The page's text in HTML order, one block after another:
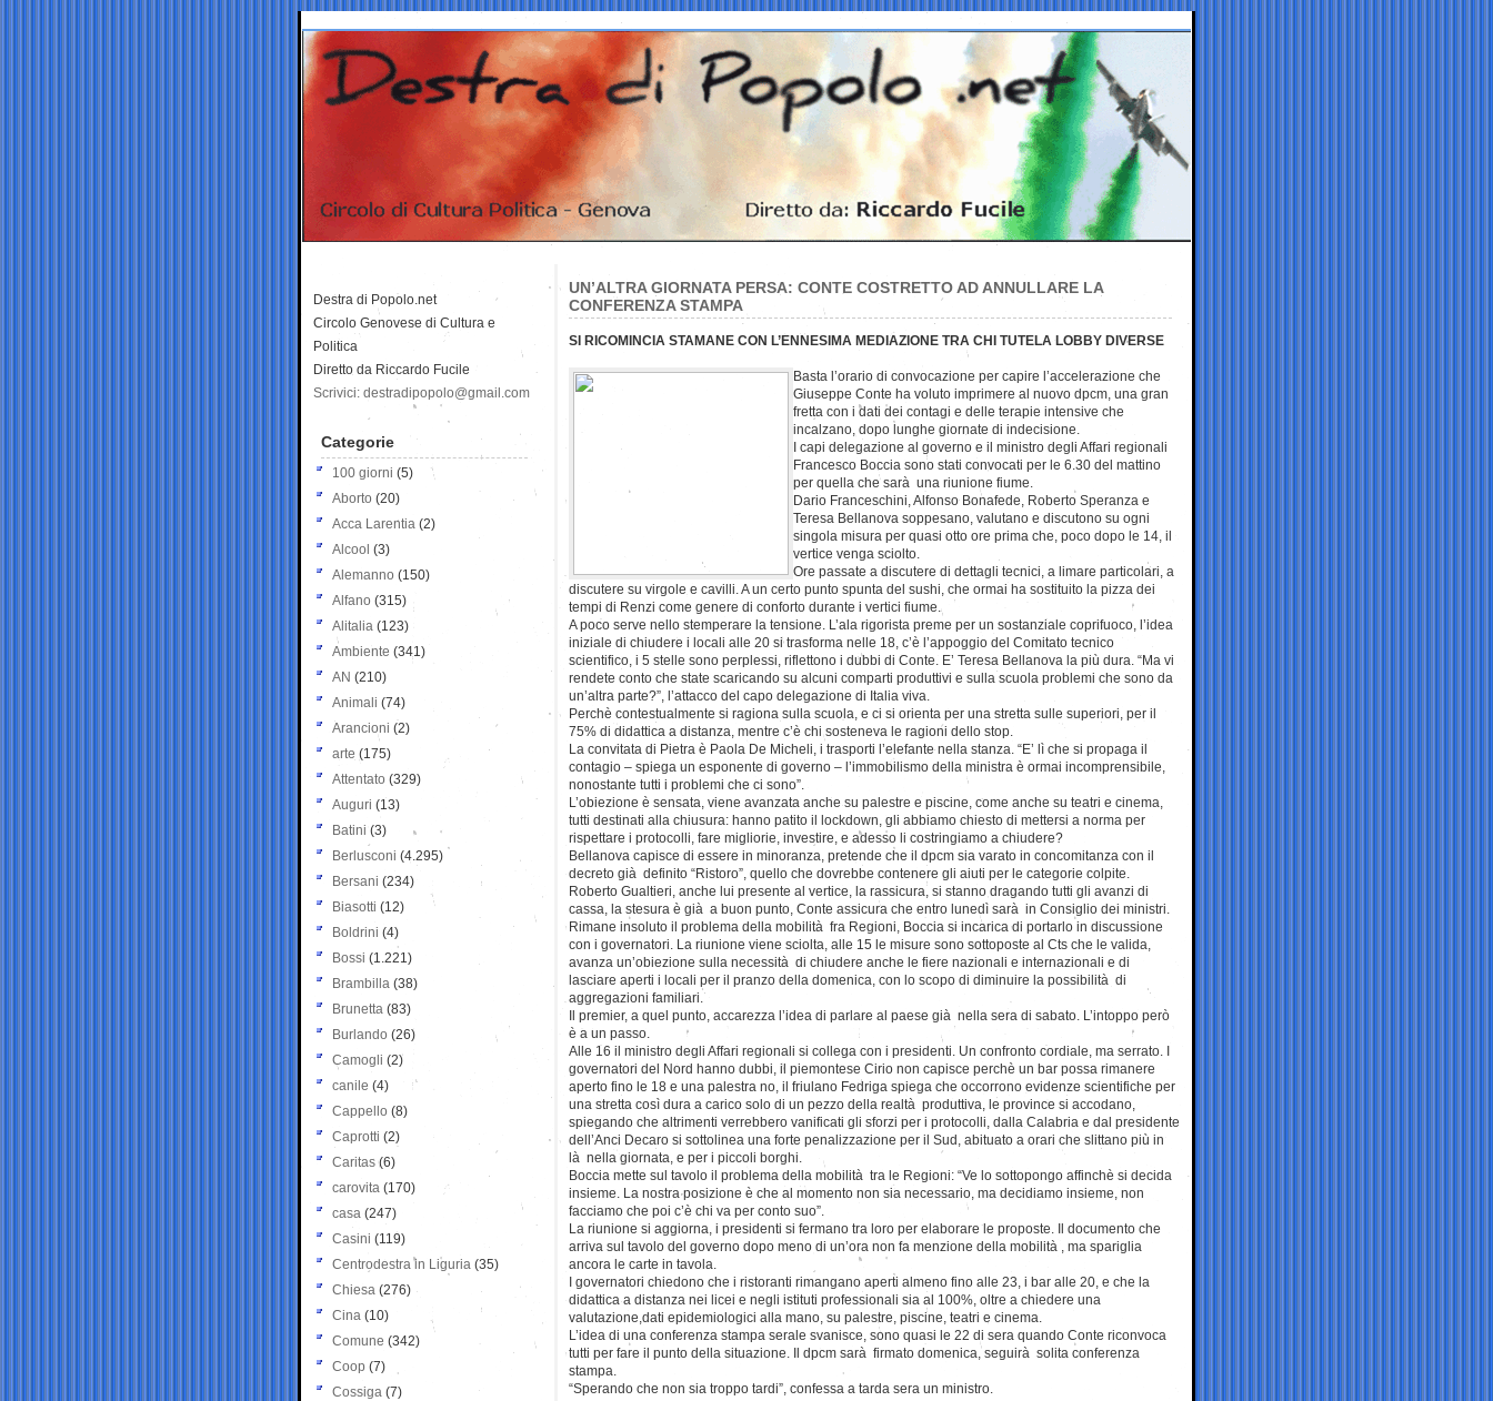
UN’ALTRA GIORNATA PERSA: CONTE COSTRETTO AD ANNULLARE LA
CONFERENZA STAMPA
SI RICOMINCIA STAMANE CON L’ENNESIMA MEDIAZIONE TRA CHI TUTELA LOBBY DIVERSE
Basta l’orario di convocazione per capire l’accelerazione che
Giuseppe Conte ha voluto imprimere al nuovo dpcm, una gran
fretta con i dati dei contagi e delle terapie intensive che
incalzano, dopo lunghe giornate di indecisione.
I capi delegazione al governo e il ministro degli Affari regionali
Francesco Boccia sono stati convocati per le 6.30 del mattino
per quella che sarà una riunione fiume.
Dario Franceschini, Alfonso Bonafede, Roberto Speranza e
Teresa Bellanova soppesano, valutano e discutono su ogni
singola misura per quasi otto ore prima che, poco dopo le 14, il
vertice venga sciolto.
Ore passate a discutere di dettagli tecnici, a limare particolari, a
discutere su virgole e cavilli. A un certo punto spunta del sushi, che ormai ha sostituito la pizza dei
tempi di Renzi come genere di conforto durante i vertici fiume.
A poco serve nello stemperare la tensione. L’ala rigorista preme per un sostanziale coprifuoco, l’idea
iniziale di chiudere i locali alle 20 si trasforma nelle 18, c’è l’appoggio del Comitato tecnico
scientifico, i 5 stelle sono perplessi, riflettono i dubbi di Conte. E’ Teresa Bellanova la più dura. “Ma vi
rendete conto che state scaricando su alcuni comparti produttivi e sulla scuola problemi che sono da
un’altra parte?”, l’attacco del capo delegazione di Italia viva.
Perchè contestualmente si ragiona sulla scuola, e ci si orienta per una stretta sulle superiori, per il
75% di didattica a distanza, mentre c’è chi sosteneva le ragioni dello stop.
La convitata di Pietra è Paola De Micheli, i trasporti l’elefante nella stanza. “E’ lì che si propaga il
contagio – spiega un esponente di governo – l’immobilismo della ministra è ormai incomprensibile,
nonostante tutti i problemi che ci sono”.
L’obiezione è sensata, viene avanzata anche su palestre e piscine, come anche su teatri e cinema,
tutti destinati alla chiusura: hanno patito il lockdown, gli abbiamo chiesto di mettersi a norma per
rispettare i protocolli, fare migliorie, investire, e adesso li costringiamo a chiudere?
Bellanova capisce di essere in minoranza, pretende che il dpcm sia varato in concomitanza con il
decreto già definito “Ristoro”, quello che dovrebbe contenere gli aiuti per le categorie colpite.
Roberto Gualtieri, anche lui presente al vertice, la rassicura, si stanno dragando tutti gli avanzi di
cassa, la stesura è già a buon punto, Conte assicura che entro lunedì sarà in Consiglio dei ministri.
Rimane insoluto il problema della mobilità fra Regioni, Boccia si incarica di portarlo in discussione
con i governatori. La riunione viene sciolta, alle 15 le misure sono sottoposte al Cts che le valida,
avanza un’obiezione sulla necessità di chiudere anche le fiere nazionali e internazionali e di
lasciare aperti i locali per il pranzo della domenica, con lo scopo di diminuire la possibilità di
aggregazioni familiari.
Il premier, a quel punto, accarezza l’idea di parlare al paese già nella sera di sabato. L’intoppo però
è a un passo.
Alle 16 il ministro degli Affari regionali si collega con i presidenti. Un confronto cordiale, ma serrato. I
governatori del Nord hanno dubbi, il piemontese Cirio non capisce perchè un bar possa rimanere
aperto fino le 18 e una palestra no, il friulano Fedriga spiega che occorrono evidenze scientifiche per
una stretta così dura a carico solo di un pezzo della realtà produttiva, le province si accodano,
spiegando che altrimenti verrebbero vanificati gli sforzi per i protocolli, dalla Calabria e dal presidente
dell’Anci Decaro si sottolinea una forte penalizzazione per il Sud, abituato a orari che slittano più in
là nella giornata, e per i piccoli borghi.
Boccia mette sul tavolo il problema della mobilità tra le Regioni: “Ve lo sottopongo affinchè si decida
insieme. La nostra posizione è che al momento non sia necessario, ma decidiamo insieme, non
facciamo che poi c’è chi va per conto suo”.
La riunione si aggiorna, i presidenti si fermano tra loro per elaborare le proposte. Il documento che
arriva sul tavolo del governo dopo meno di un’ora non fa menzione della mobilità , ma spariglia
ancora le carte in tavola.
I governatori chiedono che i ristoranti rimangano aperti almeno fino alle 23, i bar alle 20, e che la
didattica a distanza nei licei e negli istituti professionali sia al 100%, oltre a chiedere una
valutazione,dati epidemiologici alla mano, su palestre, piscine, teatri e cinema.
L’idea di una conferenza stampa serale svanisce, sono quasi le 22 di sera quando Conte riconvoca
tutti per fare il punto della situazione. Il dpcm sarà firmato domenica, seguirà solita conferenza
stampa.
“Sperando che non sia troppo tardi”, confessa a tarda sera un ministro.
Destra di Popolo.net
Circolo Genovese di Cultura e
Politica
Diretto da Riccardo Fucile
Scrivici: destradipopolo@gmail.com
Categorie
100 giorni (5)
Aborto (20)
Acca Larentia (2)
Alcool (3)
Alemanno (150)
Alfano (315)
Alitalia (123)
Ambiente (341)
AN (210)
Animali (74)
Arancioni (2)
arte (175)
Attentato (329)
Auguri (13)
Batini (3)
Berlusconi (4.295)
Bersani (234)
Biasotti (12)
Boldrini (4)
Bossi (1.221)
Brambilla (38)
Brunetta (83)
Burlando (26)
Camogli (2)
canile (4)
Cappello (8)
Caprotti (2)
Caritas (6)
carovita (170)
casa (247)
Casini (119)
Centrodestra in Liguria (35)
Chiesa (276)
Cina (10)
Comune (342)
Coop (7)
Cossiga (7)